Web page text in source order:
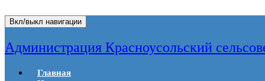
Вкл/выкл навигации
Администрация Красноусольский
Главная